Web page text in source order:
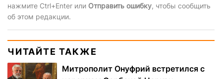
нажмите Ctrl+Enter или Отправить ошибку, чтобы сообщить
об этом редакции.
ЧИТАЙТЕ ТАКЖЕ
Митрополит Онуфрий встретился с